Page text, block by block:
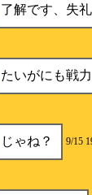
了解です、失
たいがにも戦
じゃね？ 9/15